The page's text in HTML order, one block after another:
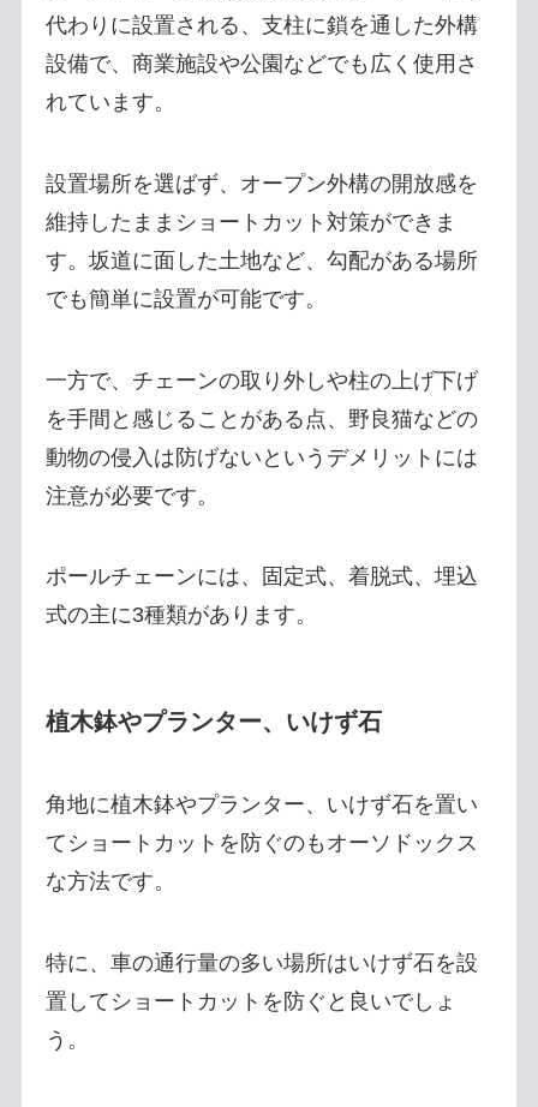
代わりに設置される、支柱に鎖を通した外構
設備で、商業施設や公園などでも広く使用さ
れています。
設置場所を選ばず、オープン外構の開放感を
維持したままショートカット対策ができま
す。坂道に面した土地など、勾配がある場所
でも簡単に設置が可能です。
一方で、チェーンの取り外しや柱の上げ下げ
を手間と感じることがある点、野良猫などの
動物の侵入は防げないというデメリットには
注意が必要です。
ポールチェーンには、固定式、着脱式、埋込
式の主に3種類があります。
植木鉢やプランター、いけず石
角地に植木鉢やプランター、いけず石を置い
てショートカットを防ぐのもオーソドックス
な方法です。
特に、車の通行量の多い場所はいけず石を設
置してショートカットを防ぐと良いでしょ
う。